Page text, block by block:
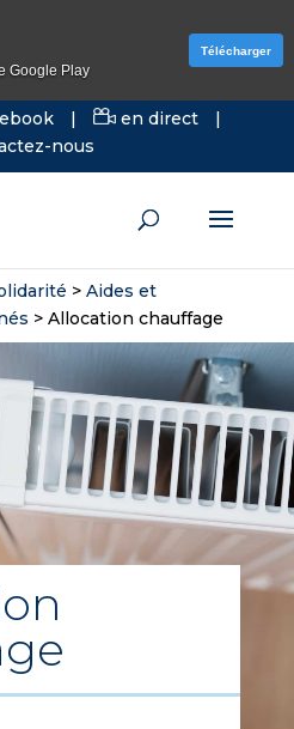
| en direct
|
nous
> Aides et
> Allocation chauffage
Google Play
Télécharger